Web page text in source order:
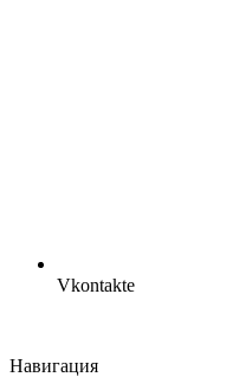
Vkontakte
Навигация